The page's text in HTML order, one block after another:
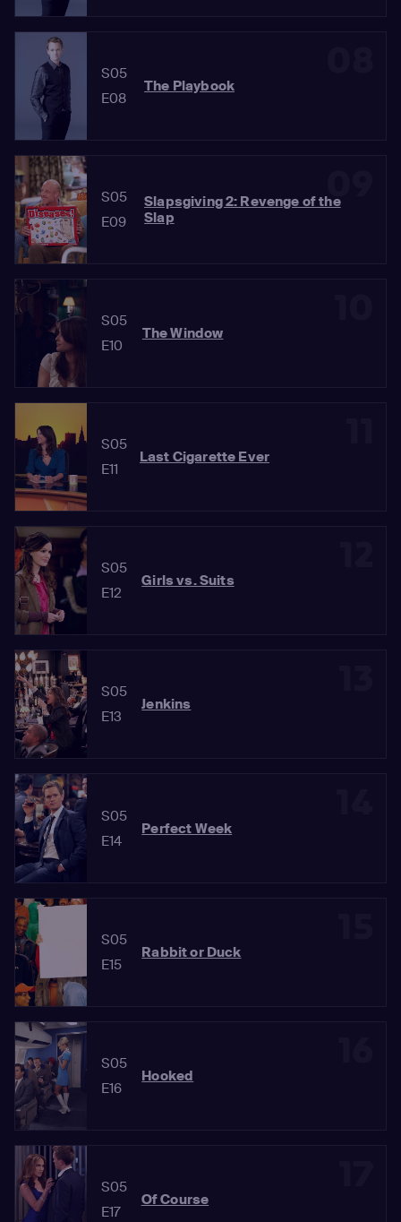
S05
E08
The Playbook
09
S05
E09
Slapsgiving 2: Revenge of the
Slap
S05
E10
The Window
S05
E11
Last Cigarette Ever
S05
E12
Girls vs. Suits
S05
E13
Jenkins
S05
E14
Perfect Week
S05
E15
Rabbit or Duck
S05
E16
Hooked
S05
E17
Of Course